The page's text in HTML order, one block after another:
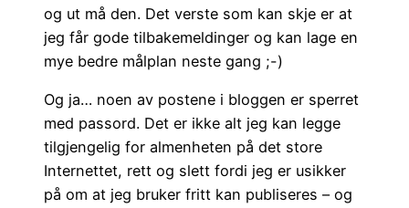
og ut må den. Det verste som kan skje er at
jeg får gode tilbakemeldinger og kan lage en
mye bedre målplan neste gang ;-)
Og ja… noen av postene i bloggen er sperret
med passord. Det er ikke alt jeg kan legge
tilgjengelig for almenheten på det store
Internettet, rett og slett fordi jeg er usikker
på om at jeg bruker fritt kan publiseres – og